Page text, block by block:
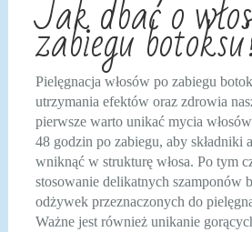
Jak dbać o
zabiegu
Pielęgnacja włosów po zabiegu
utrzymania efektów oraz zdrowia
pierwsze warto unikać mycia
48 godzin po zabiegu, aby składniki
wniknąć w strukturę włosa. Po tym
stosowanie delikatnych szamponów
odżywek przeznaczonych do
Ważne jest również unikanie